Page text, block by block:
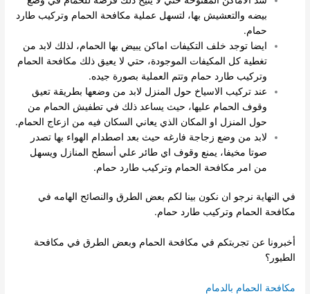
بيضه والتعشيش بها، لتسهل عملية مكافحة الحمام وتركيب طارد
حمام.
ايضا توجد خلف التكيفات اماكن يبيض بها الحمام، لذلك لابد من
تغطية كل المكيفات الموجودة، حتي لا يعيق ذلك مكافحة الحمام
وتركيب طارد حمام وتتم العملية بصورة جيده.
عند تركيب الاسياخ حول المنزل لابد من وضعها بطريقة تعيق
وقوف الحمام عليها، حيث يساعد ذلك في تطفيش الحمام من
حول المنزل او المكان الذي يعاني السكان فيه من ازعاج الحمام.
لابد من وضع زجاجة فارغه حيث بعد اصطدام الهواء بها تصدر
صوتا مخيفا، يمنع وقوف اي طائر علي أسطح المنازل ويسهل
من امر مكافحة الحمام وتركيب طارد حمام.
في النهاية نرجو ان نكون بينا لكم بعض الطرق والنصائح الهامه في
مكافحة الحمام وتركيب طارد حمام.
أخبرونا عن تجربتكم في مكافحة الحمام وبعض الطرق في مكافحة
الطيور؟
مكافحة الحمام بالدمام